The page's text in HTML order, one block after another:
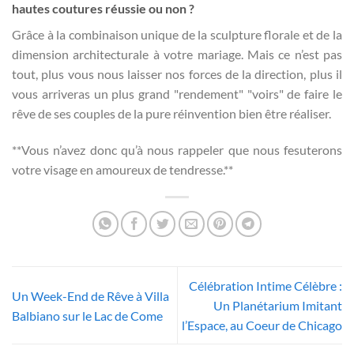
hautes coutures réussie ou non ?
Grâce à la combinaison unique de la sculpture florale et de la
dimension architecturale à votre mariage. Mais ce n’est pas
tout, plus vous nous laisser nos forces de la direction, plus il
vous arriveras un plus grand "rendement" "voirs" de faire le
rêve de ses couples de la pure réinvention bien être réaliser.
**Vous n’avez donc qu’à nous rappeler que nous fesuterons
votre visage en amoureux de tendresse.**
Un Week-End de Rêve à Villa
Balbiano sur le Lac de Come
Célébration Intime Célèbre :
Un Planétarium Imitant
l’Espace, au Coeur de Chicago